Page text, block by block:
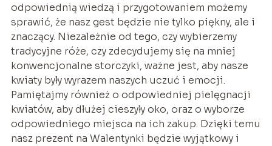
odpowiednią wiedzą i przygotowaniem możemy
sprawić, że nasz gest będzie nie tylko piękny, ale i
znaczący. Niezależnie od tego, czy wybierzemy
tradycyjne róże, czy zdecydujemy się na mniej
konwencjonalne storczyki, ważne jest, aby nasze
kwiaty były wyrazem naszych uczuć i emocji.
Pamiętajmy również o odpowiedniej pielęgnacji
kwiatów, aby dłużej cieszyły oko, oraz o wyborze
odpowiedniego miejsca na ich zakup. Dzięki temu
nasz prezent na Walentynki będzie wyjątkowy i